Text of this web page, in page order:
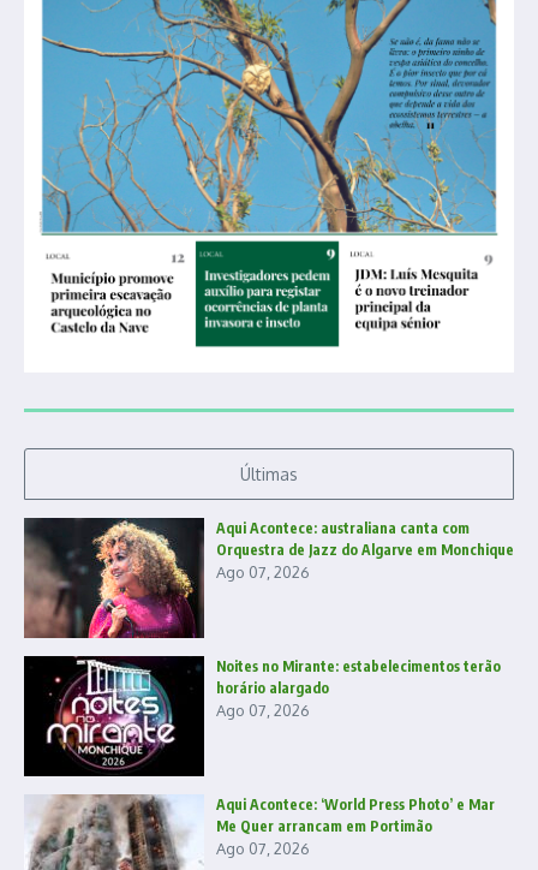
Últimas
Aqui Acontece: australiana canta com
Orquestra de Jazz do Algarve em Monchique
Ago 07, 2026
Noites no Mirante: estabelecimentos terão
horário alargado
Ago 07, 2026
Aqui Acontece: ‘World Press Photo’ e Mar
Me Quer arrancam em Portimão
Ago 07, 2026